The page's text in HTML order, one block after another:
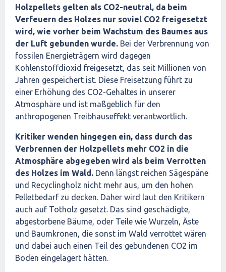
Holzpellets gelten als CO2-neutral, da beim
Verfeuern des Holzes nur soviel CO2 freigesetzt
wird, wie vorher beim Wachstum des Baumes aus
der Luft gebunden wurde. Bei der Verbrennung von
fossilen Energieträgern wird dagegen
Kohlenstoffdioxid freigesetzt, das seit Millionen von
Jahren gespeichert ist. Diese Freisetzung führt zu
einer Erhöhung des CO2-Gehaltes in unserer
Atmosphäre und ist maßgeblich für den
anthropogenen Treibhauseffekt verantwortlich.
Kritiker wenden hingegen ein, dass durch das
Verbrennen der Holzpellets mehr CO2 in die
Atmosphäre abgegeben wird als beim Verrotten
des Holzes im Wald. Denn längst reichen Sägespäne
und Recyclingholz nicht mehr aus, um den hohen
Pelletbedarf zu decken. Daher wird laut den Kritikern
auch auf Totholz gesetzt. Das sind geschädigte,
abgestorbene Bäume, oder Teile wie Wurzeln, Äste
und Baumkronen, die sonst im Wald verrottet wären
und dabei auch einen Teil des gebundenen CO2 im
Boden eingelagert hätten.